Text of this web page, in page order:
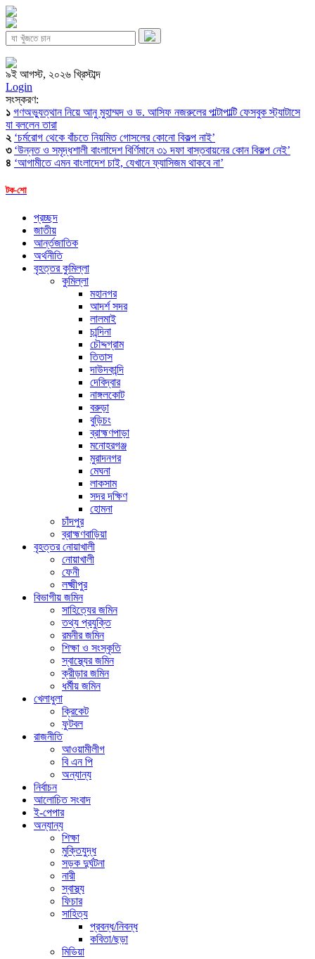
৯ই আগস্ট, ২০২৬ খ্রিস্টাব্দ
Login
সংস্করণ:
১ গণঅভ্যুত্থান নিয়ে আনু মুহাম্মদ ও ড. আসিফ নজরুলের পাল্টাপাল্টি ফেসবুক স্ট্যাটাসে
যা বললেন তারা
২ ‘চর্মরোগ থেকে বাঁচতে নিয়মিত গোসলের কোনো বিকল্প নাই’
৩ ‘উন্নত ও সমৃদ্ধশালী বাংলাদেশ বির্ণিমানে ৩১ দফা বাস্তবায়নের কোন বিকল্প নেই’
৪ ‘আগামীতে এমন বাংলাদেশ চাই, যেখানে ফ্যাসিজম থাকবে না’
টক-শো
প্রচ্ছদ
জাতীয়
আর্ন্তজাতিক
অর্থনীতি
বৃহত্তর কুমিল্লা
কুমিল্লা
মহানগর
আদর্শ সদর
লালমাই
চান্দিনা
চৌদ্দগ্রাম
তিতাস
দাউদকান্দি
দেবিদ্বার
নাঙ্গলকোট
বরুড়া
বুড়িচং
ব্রাহ্মণপাড়া
মনোহরগঞ্জ
মুরাদনগর
মেঘনা
লাকসাম
সদর দক্ষিণ
হোমনা
চাঁদপুর
ব্রাহ্মণবাড়িয়া
বৃহত্তর নোয়াখালী
নোয়াখালী
ফেনী
লক্ষ্মীপুর
বিভাগীয় জমিন
সাহিত্যের জমিন
তথ্য প্রযুক্তি
রমনীর জমিন
শিক্ষা ও সংস্কৃতি
স্বাস্থ্যের জমিন
ক্রীড়ার জমিন
ধর্মীয় জমিন
খেলাধুলা
ক্রিকেট
ফুটবল
রাজনীতি
আওয়ামীলীগ
বি এন পি
অন্যান্য
নির্বাচন
আলোচিত সংবাদ
ই-পেপার
অন্যান্য
শিক্ষা
মুক্তিযুদ্ধ
সড়ক দুর্ঘটনা
নারী
স্বাস্থ্য
ফিচার
সাহিত্য
প্রবন্ধ/নিবন্ধ
কবিতা/ছড়া
মিডিয়া